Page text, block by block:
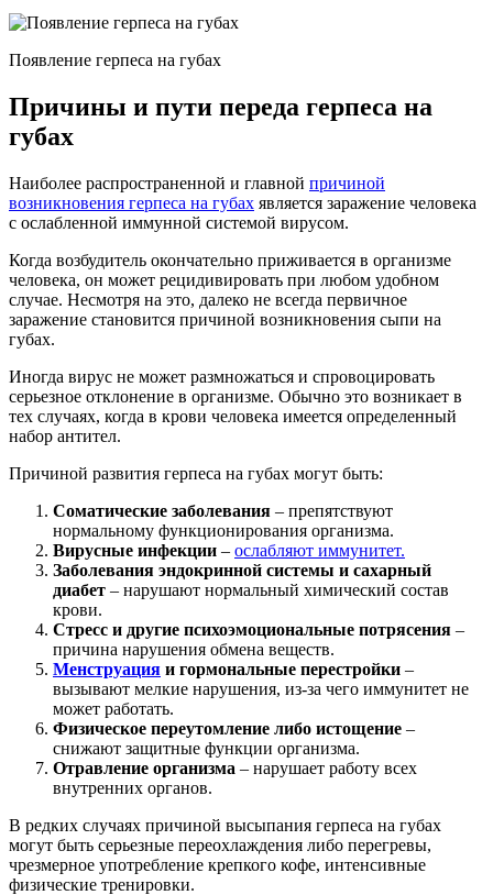
Появление герпеса на губах
Причины и пути переда герпеса на
губах
Наиболее распространенной и главной причиной
возникновения герпеса на губах является заражение человека
с ослабленной иммунной системой вирусом.
Когда возбудитель окончательно приживается в организме
человека, он может рецидивировать при любом удобном
случае. Несмотря на это, далеко не всегда первичное
заражение становится причиной возникновения сыпи на
губах.
Иногда вирус не может размножаться и спровоцировать
серьезное отклонение в организме. Обычно это возникает в
тех случаях, когда в крови человека имеется определенный
набор антител.
Причиной развития герпеса на губах могут быть:
Соматические заболевания – препятствуют
нормальному функционирования организма.
Вирусные инфекции – ослабляют иммунитет.
Заболевания эндокринной системы и сахарный
диабет – нарушают нормальный химический состав
крови.
Стресс и другие психоэмоциональные потрясения –
причина нарушения обмена веществ.
Менструация и гормональные перестройки –
вызывают мелкие нарушения, из-за чего иммунитет не
может работать.
Физическое переутомление либо истощение –
снижают защитные функции организма.
Отравление организма – нарушает работу всех
внутренних органов.
В редких случаях причиной высыпания герпеса на губах
могут быть серьезные переохлаждения либо перегревы,
чрезмерное употребление крепкого кофе, интенсивные
физические тренировки.